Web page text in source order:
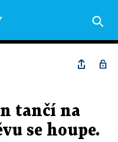
tančí na
se houpe.